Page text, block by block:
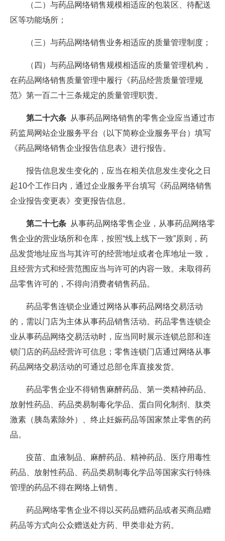
（二）与药品网络销售规模相适应的包装区、待配送
区等功能场所；
（三）与药品网络销售业务相适应的质量管理制度；
（四）与药品网络销售规模相适应的质量管理机构，
在药品网络销售质量管理中履行《药品经营质量管理规
范》第一百二十三条规定的质量管理职责。
第二十六条 从事药品网络销售的零售企业应当通过市
药监局网站企业服务平台（以下简称企业服务平台）填写
《药品网络销售企业报告信息表》进行报告。
报告信息发生变化的，应当在相关信息发生变化之日
起10个工作日内，通过企业服务平台填写《药品网络销售
企业报告变更表》变更报告信息。
第二十七条 从事药品网络零售企业，从事药品网络零
售企业的营业场所和仓库，按照“线上线下一致”原则，药
品发货地址应当与其许可的经营地址或者仓库地址一致，
且经营方式和经营范围应当与许可的内容一致。未取得药
品零售许可的，不得向消费者销售药品。
药品零售连锁企业通过网络从事药品网络交易活动
的，需以门店为主体从事药品销售活动。药品零售连锁企
业从事药品网络交易活动时，应当同时展示连锁总部和连
锁门店的药品经营许可信息；零售连锁门店通过网络从事
药品网络交易活动的可通过总部仓库直接发货。
药品零售企业不得销售麻醉药品、第一类精神药品、
放射性药品、药品类易制毒化学品、蛋白同化制剂、肽类
激素（胰岛素除外）、终止妊娠药品等国家禁止零售的药
品。
疫苗、血液制品、麻醉药品、精神药品、医疗用毒性
药品、放射性药品、药品类易制毒化学品等国家实行特殊
管理的药品不得在网络上销售。
药品网络零售企业不得以买药品赠药品或者买商品赠
药品等方式向公众赠送处方药、甲类非处方药。